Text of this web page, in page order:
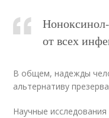
от всех
В общем, надежды
альтернативу
Научные